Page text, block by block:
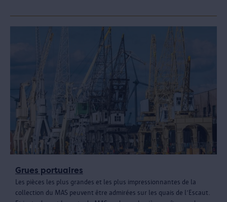
Grues portuaires
Les pièces les plus grandes et les plus impressionnantes de la
collection du MAS peuvent être admirées sur les quais de l’Escaut.